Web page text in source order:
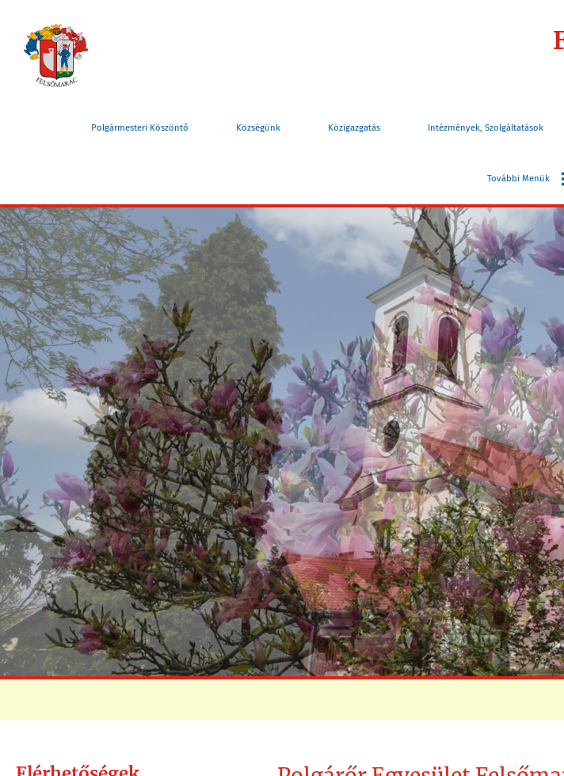
Polgármesteri Köszöntő Községünk Közigazgatás Intézmények, Szolgáltatások
További Menük
Választás
Információk
Turizmus
KÖZÉRDEKŰ
ADATOK
Képviselő
Testületi
Képviselő
Testületi